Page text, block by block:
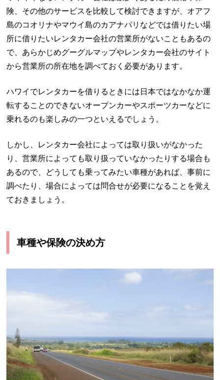
険、その他のサービスを比較して検討できますが、オアフ
島のコオリナやマウイ島のカアナパリなどでは借りたい場
所に借りたいレンタカー会社の営業所がないこともあるの
で、あらかじめグーグルマップやレンタカー会社のサイト
から営業所の所在地を調べておく必要があります。
ハワイでレンタカーを借りるときには日本ではなかなか運
転することのできないオープンカーやスポーツカーなどに
乗れるのも楽しみの一つといえるでしょう。
しかし、レンタカー会社によっては取り扱いがなかった
り、営業所によっても取り扱っていなかったりする場合も
あるので、どうしても乗ってみたい車種があれば、事前に
調べたり、場合によっては問合せが必要になることを覚え
ておきましょう。
車種や保険の決め方